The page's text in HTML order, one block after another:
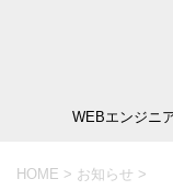
WEBエンジニ
HOME > お知らせ >